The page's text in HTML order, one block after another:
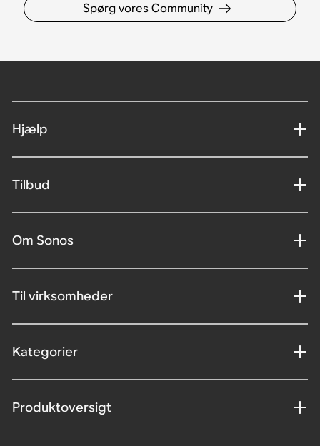
Spørg vores Community
Hjælp
Tilbud
Om Sonos
Til virksomheder
Kategorier
Produktoversigt